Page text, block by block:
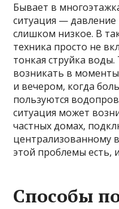
Бывает в
ситуация —
слишком низкое. В
техника просто не
тонкая струйка
возникать в
и вечером, когда
пользуются
ситуация может
частных домах,
централизованному
этой проблемы есть,
Способы